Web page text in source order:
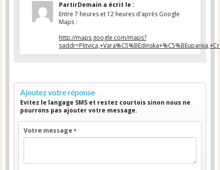
PartirDemain a écrit le :
Entre 7 heures et 12 heures d'après Google
Maps :
http://maps.google.com/maps?
Ajoutez votre réponse
Evitez le langage SMS et restez courtois sinon nous ne
pourrons pas ajouter votre message.
Votre message •